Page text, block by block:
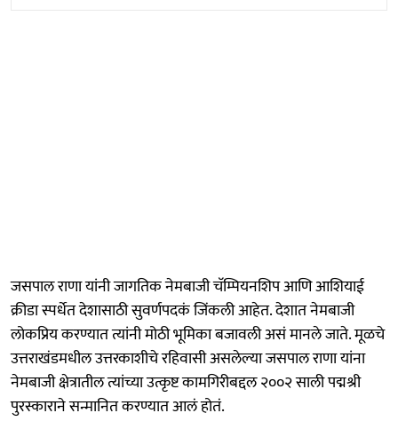
जसपाल राणा यांनी जागतिक नेमबाजी चॅम्पियनशिप आणि आशियाई
क्रीडा स्पर्धेत देशासाठी सुवर्णपदकं जिंकली आहेत. देशात नेमबाजी
लोकप्रिय करण्यात त्यांनी मोठी भूमिका बजावली असं मानले जाते. मूळचे
उत्तराखंडमधील उत्तरकाशीचे रहिवासी असलेल्या जसपाल राणा यांना
नेमबाजी क्षेत्रातील त्यांच्या उत्कृष्ट कामगिरीबद्दल २००२ साली पद्मश्री
पुरस्काराने सन्मानित करण्यात आलं होतं.